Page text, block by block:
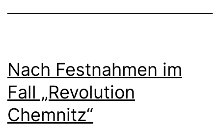
Nach Festnahmen im
Fall „Revolution
Chemnitz“